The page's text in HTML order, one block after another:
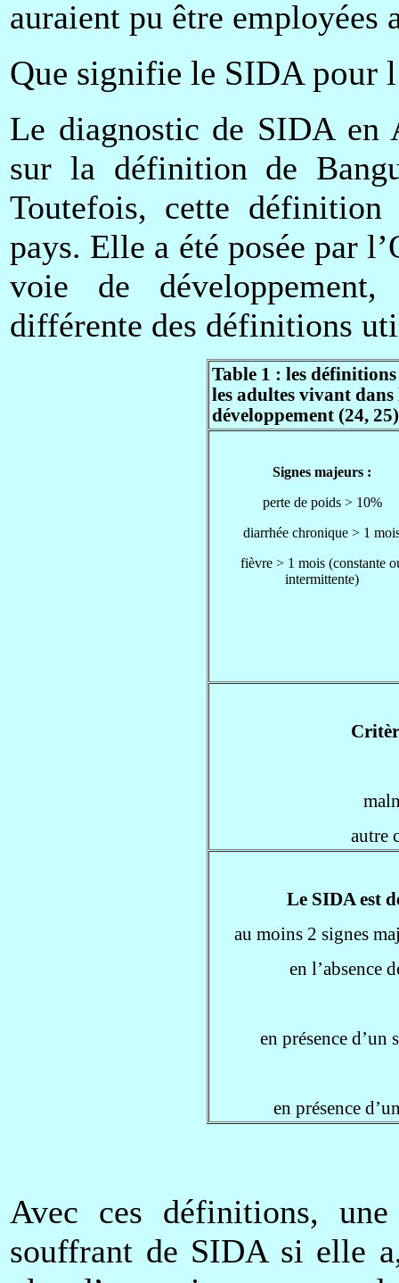
auraient pu être
Que signifie le SIDA pour
Le diagnostic de SIDA en
sur la définition de
Toutefois, cette
pays. Elle a été posée par
voie de
différente des définitions
Table 1 : les
les adultes vivant dans
développement (24, 25)
Signes majeurs :
perte de poids > 10%
diarrhée chronique > 1
fièvre > 1 mois (constante
intermittente)
autre
Le SIDA est
au moins 2 signes
en l’absence
en présence d’un
en présence
Avec ces définitions, une
souffrant de SIDA si elle